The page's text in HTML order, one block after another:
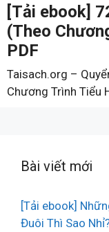
[Tải ebook]
(Theo
PDF
Taisach.org –
Chương Trình Tiểu
Bài viết mới
[Tải ebook]
Đuôi Thì Sao